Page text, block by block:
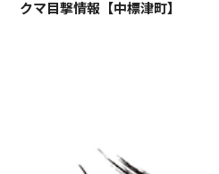
クマ目撃情報【中標津町】